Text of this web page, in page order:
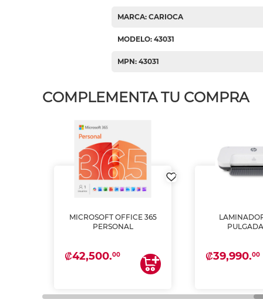
MARCA: CARIOCA
MODELO: 43031
MPN: 43031
COMPLEMENTA TU COMPRA
MICROSOFT OFFICE 365
PERSONAL
₡42,500.00 ₡39,990.00